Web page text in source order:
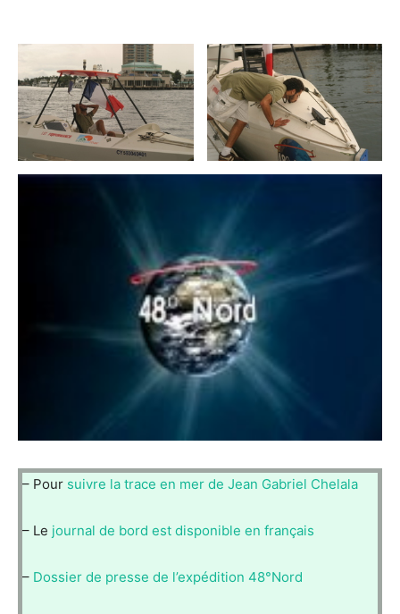
– Pour suivre la trace en mer de Jean Gabriel Chelala
– Le journal de bord est disponible en français
– Dossier de presse de l’expédition 48°Nord